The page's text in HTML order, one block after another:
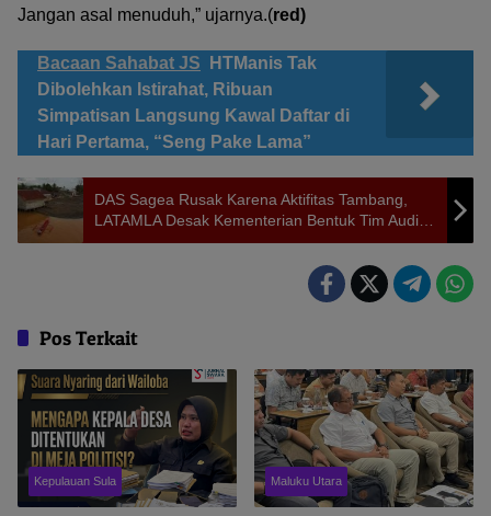
Jangan asal menuduh,” ujarnya.(red)
Bacaan Sahabat JS
HTManis Tak
Dibolehkan Istirahat, Ribuan
Simpatisan Langsung Kawal Daftar di
Hari Pertama, “Seng Pake Lama”
DAS Sagea Rusak Karena Aktifitas Tambang,
LATAMLA Desak Kementerian Bentuk Tim Audit
Lingkungan
Pos Terkait
Kepulauan Sula Maluku Utara